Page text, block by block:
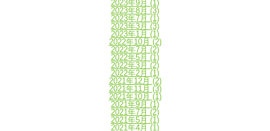
2023年9月 (1)
2023年8月 (3)
2023年7月 (1)
2023年3月 (3)
2023年1月 (1)
2022年10月 (2)
2022年7月 (2)
2022年5月 (1)
2022年3月 (2)
2022年2月 (1)
2021年12月 (2)
2021年11月 (3)
2021年10月 (1)
2021年9月 (1)
2021年7月 (2)
2021年5月 (1)
2021年4月 (1)